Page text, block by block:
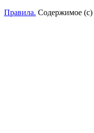
Правила. Содержимое (с)